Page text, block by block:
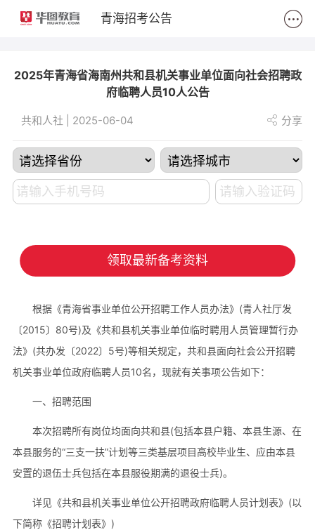
青海招考公告
2025年青海省海南州共和县机关事业单位面向社会招聘政
府临聘人员10人公告
共和人社 | 2025-06-04 分享
领取最新备考资料
根据《青海省事业单位公开招聘工作人员办法》(青人社厅发
〔2015〕80号)及《共和县机关事业单位临时聘用人员管理暂行办
法》(共办发〔2022〕5号)等相关规定，共和县面向社会公开招聘
机关事业单位政府临聘人员10名，现就有关事项公告如下：
一、招聘范围
本次招聘所有岗位均面向共和县(包括本县户籍、本县生源、在
本县服务的“三支一扶”计划等三类基层项目高校毕业生、应由本县
安置的退伍士兵包括在本县服役期满的退役士兵)。
详见《共和县机关事业单位公开招聘政府临聘人员计划表》(以
下简称《招聘计划表》)